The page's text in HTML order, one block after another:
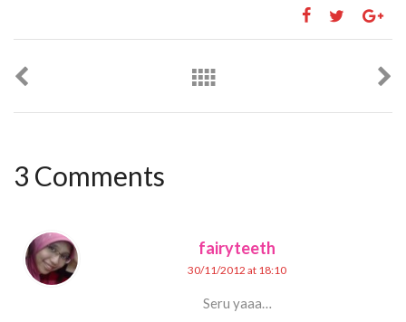
3 Comments
fairyteeth
30/11/2012 at 18:10
Seru yaaa…